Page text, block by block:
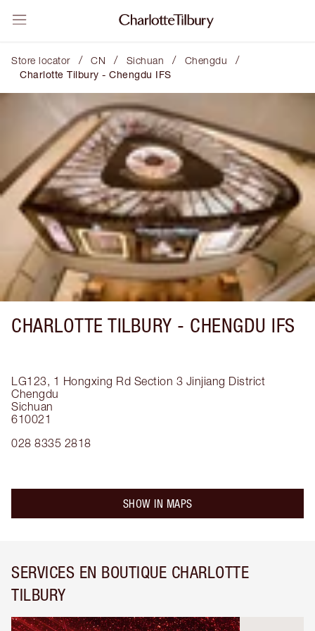
Store locator / CN / Sichuan / Chengdu /
Charlotte Tilbury - Chengdu IFS
CHARLOTTE TILBURY - CHENGDU IFS
LG123, 1 Hongxing Rd Section 3 Jinjiang District
Chengdu
Sichuan
610021
028 8335 2818
SHOW IN MAPS
SERVICES EN BOUTIQUE CHARLOTTE
TILBURY